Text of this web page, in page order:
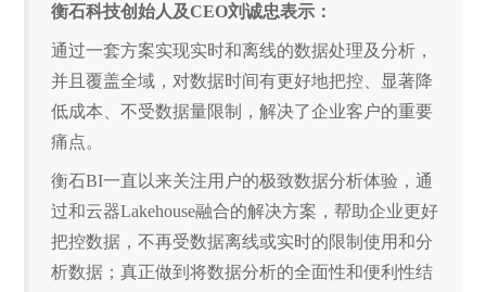
衡石科技创始人及CEO刘诚忠表示：
通过一套方案实现实时和离线的数据处理及分析，
并且覆盖全域，对数据时间有更好地把控、显著降
低成本、不受数据量限制，解决了企业客户的重要
痛点。
衡石BI一直以来关注用户的极致数据分析体验，通
过和云器Lakehouse融合的解决方案，帮助企业更好
把控数据，不再受数据离线或实时的限制使用和分
析数据；真正做到将数据分析的全面性和便利性结